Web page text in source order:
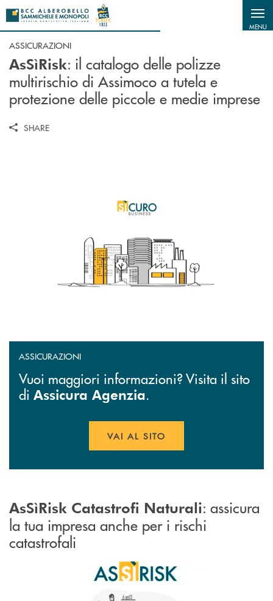
Salta al contenuto principale
MENU
ASSICURAZIONI
AsSìRisk: il catalogo delle polizze
multirischio di Assimoco a tutela e
protezione delle piccole e medie imprese
SHARE
ASSICURAZIONI
Vuoi maggiori informazioni? Visita il sito
di Assicura Agenzia.
VAI AL SITO
AsSìRisk Catastrofi Naturali: assicura
la tua impresa anche per i rischi
catastrofali